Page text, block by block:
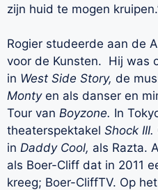
zijn huid te mogen
Rogier studeerde aan de
voor de Kunsten. Hij was
in West Side Story, de
Monty en als danser en
Tour van Boyzone. In
theaterspektakel Shock III.
in Daddy Cool, als Razta.
als Boer-Cliff dat in 2011
kreeg; Boer-CliffTV. Op